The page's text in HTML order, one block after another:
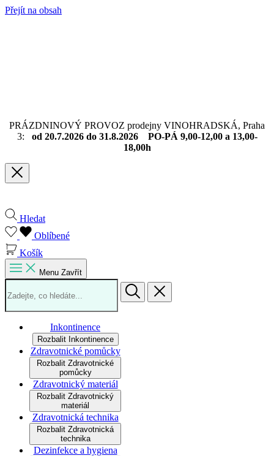
Přejít na obsah
PRÁZDNINOVÝ PROVOZ prodejny VINOHRADSKÁ, Praha
3: od 20.7.2026 do 31.8.2026 PO-PÁ 9,00-12,00 a 13,00-
18,00h
Hledat
Oblíbené
Košík
Menu Zavřít
Inkontinence
Rozbalit Inkontinence
Zdravotnické pomůcky
Rozbalit Zdravotnické
pomůcky
Zdravotnický materiál
Rozbalit Zdravotnický
materiál
Zdravotnická technika
Rozbalit Zdravotnická
technika
Dezinfekce a hygiena